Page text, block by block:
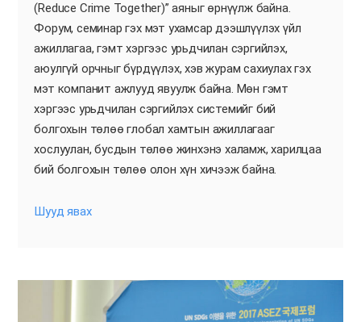
(Reduce Crime Together)” аяныг өрнүүлж байна.
Форум, семинар гэх мэт ухамсар дээшлүүлэх үйл
ажиллагаа, гэмт хэргээс урьдчилан сэргийлэх,
аюулгүй орчныг бүрдүүлэх, хэв журам сахиулах гэх
мэт компанит ажлууд явуулж байна. Мөн гэмт
хэргээс урьдчилан сэргийлэх системийг бий
болгохын төлөө глобал хамтын ажиллагааг
хослуулан, бусдын төлөө жинхэнэ халамж, харилцаа
бий болгохын төлөө олон хүн хичээж байна.
Шууд явах